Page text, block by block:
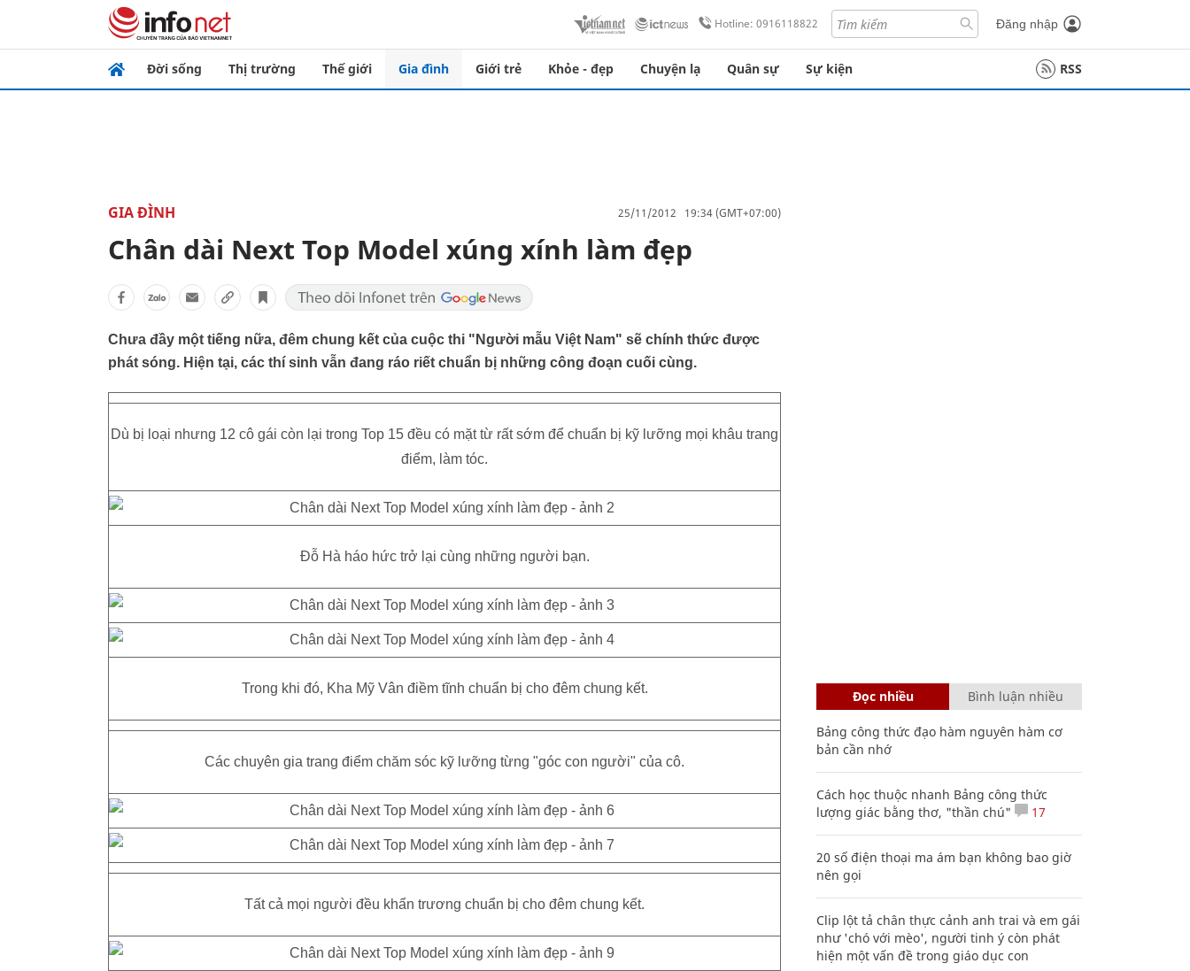
Hotline: 0916118822 Đăng nhập
Đời sống Thị trường Thế giới Gia đình Giới trẻ Khỏe - đẹp Chuyện lạ Quân sự Sự kiện RSS
GIA ĐÌNH 25/11/2012 19:34 (GMT+07:00)
Chân dài Next Top Model xúng xính làm đẹp
Chưa đầy một tiếng nữa, đêm chung kết của cuộc thi "Người mẫu Việt Nam" sẽ chính thức được
phát sóng. Hiện tại, các thí sinh vẫn đang ráo riết chuẩn bị những công đoạn cuối cùng.
Dù bị loại nhưng 12 cô gái còn lại trong Top 15 đều có mặt từ rất sớm để chuẩn bị kỹ lưỡng mọi khâu trang
điểm, làm tóc.
Đỗ Hà háo hức trở lại cùng những người bạn.
Trong khi đó, Kha Mỹ Vân điềm tĩnh chuẩn bị cho đêm chung kết.
Các chuyên gia trang điểm chăm sóc kỹ lưỡng từng "góc con người" của cô.
Tất cả mọi người đều khẩn trương chuẩn bị cho đêm chung kết.
Đọc nhiều Bình luận nhiều
Bảng công thức đạo hàm nguyên hàm cơ
bản cần nhớ
Cách học thuộc nhanh Bảng công thức
lượng giác bằng thơ, "thần chú"
17
20 số điện thoại ma ám bạn không bao giờ
nên gọi
Clip lột tả chân thực cảnh anh trai và em gái
như 'chó với mèo', người tinh ý còn phát
hiện một vấn đề trong giáo dục con